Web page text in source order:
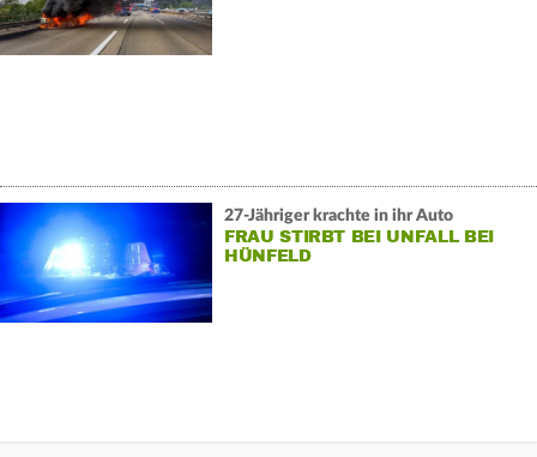
27-Jähriger krachte in ihr Auto
FRAU STIRBT BEI UNFALL BEI
HÜNFELD